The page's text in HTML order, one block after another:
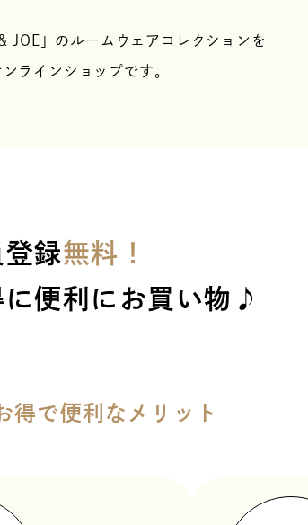
JOE」の ルームウェアコレクションを
ラインショップです。
録無料！
便利にお買い物♪
得で便利なメリット